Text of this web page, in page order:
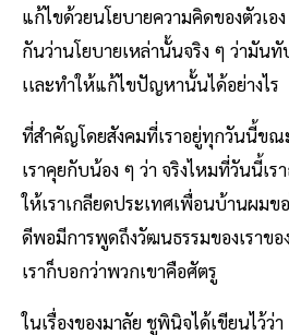
แก้ไขด้วยนโยบายความคิดของตัวเอ
กันว่านโยบายเหล่านั้นจริง ๆ ว่ามัน
เเละทำให้แก้ไขปัญหานั้นได้อย่างไร
ที่สำคัญโดยสังคมที่เราอยู่ทุกวันนี้ขณ
เราคุยกับน้อง ๆ ว่า จริงไหมที่วันนี้เ
ให้เราเกลียดประเทศเพื่อนบ้านผมขอ
ดีพอมีการพูดถึงวัฒนธรรมของเราขอ
เราก็บอกว่าพวกเขาคือศัตรู
ในเรื่องของมาลัย ชูพินิจได้เขียนไว้ว่า